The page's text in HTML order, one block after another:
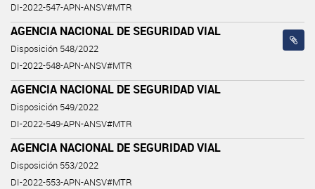
DI-2022-547-APN-ANSV#MTR
AGENCIA NACIONAL DE SEGURIDAD VIAL
Disposición 548/2022
DI-2022-548-APN-ANSV#MTR
AGENCIA NACIONAL DE SEGURIDAD VIAL
Disposición 549/2022
DI-2022-549-APN-ANSV#MTR
AGENCIA NACIONAL DE SEGURIDAD VIAL
Disposición 553/2022
DI-2022-553-APN-ANSV#MTR